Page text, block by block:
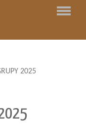
2025
2025